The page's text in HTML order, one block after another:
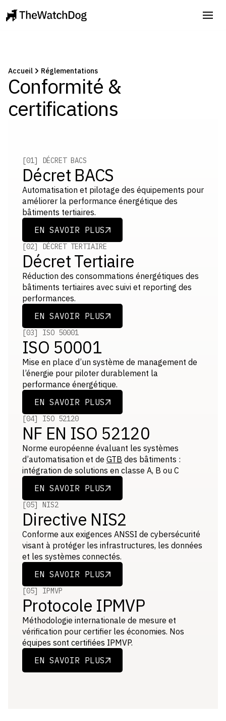
Accueil Réglementations
Conformité &
certifications
[01] DÉCRET BACS
Décret BACS
Automatisation et pilotage des équipements pour
améliorer la performance énergétique des
bâtiments tertiaires.
EN SAVOIR PLUS
EN SAVOIR PLUS
[02] DÉCRET TERTIAIRE
Décret Tertiaire
Réduction des consommations énergétiques des
bâtiments tertiaires avec suivi et reporting des
performances.
EN SAVOIR PLUS
EN SAVOIR PLUS
[03] ISO 50001
ISO 50001
Mise en place d’un système de management de
l’énergie pour piloter durablement la
performance énergétique.
EN SAVOIR PLUS
EN SAVOIR PLUS
[04] ISO 52120
NF EN ISO 52120
Norme européenne évaluant les systèmes
d’automatisation et de GTB des bâtiments :
intégration de solutions en classe A, B ou C
EN SAVOIR PLUS
EN SAVOIR PLUS
[05] NIS2
Directive NIS2
Conforme aux exigences ANSSI de cybersécurité
visant à protéger les infrastructures, les données
et les systèmes connectés.
EN SAVOIR PLUS
EN SAVOIR PLUS
[05] IPMVP
Protocole IPMVP
Méthodologie internationale de mesure et
vérification pour certifier les économies. Nos
équipes sont certifiées IPMVP.
EN SAVOIR PLUS
EN SAVOIR PLUS